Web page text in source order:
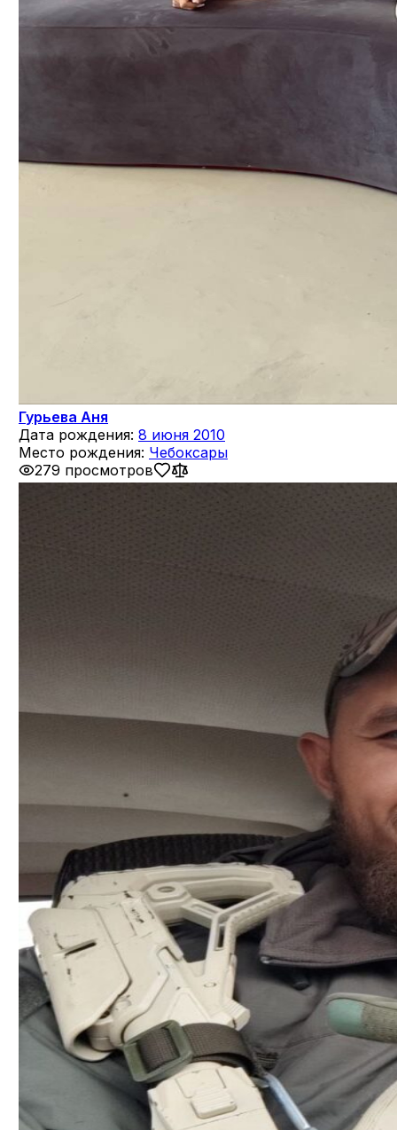
Гурьева Аня
Дата рождения: 8 июня 2010
Место рождения: Чебоксары
279 просмотров